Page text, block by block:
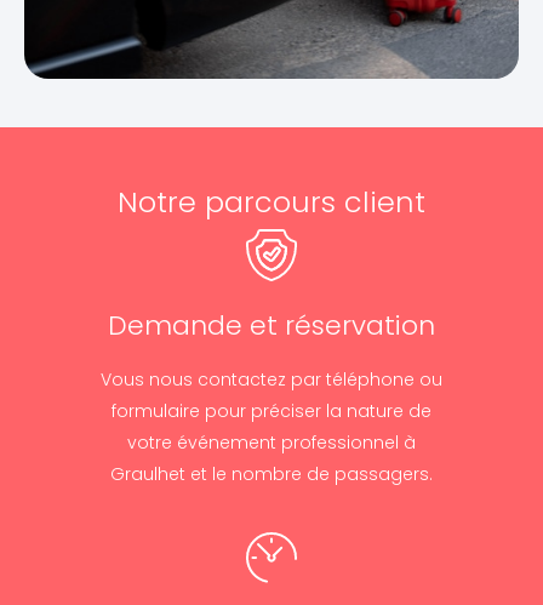
Notre parcours client
Demande et réservation
Vous nous contactez par téléphone ou
formulaire pour préciser la nature de
votre événement professionnel à
Graulhet et le nombre de passagers.